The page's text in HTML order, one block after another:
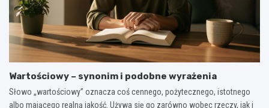
Wartościowy – synonim i podobne wyrażenia
Słowo „wartościowy” oznacza coś cennego, pożytecznego, istotnego
albo mającego realną jakość. Używa się go zarówno wobec rzeczy, jak i